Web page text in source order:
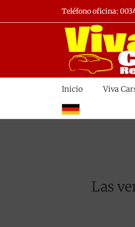
al
Teléfono oficina:
Inicio Viva
alemán
Las